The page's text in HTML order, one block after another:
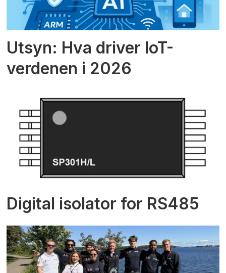
Utsyn: Hva driver IoT-
verdenen i 2026
Digital isolator for RS485